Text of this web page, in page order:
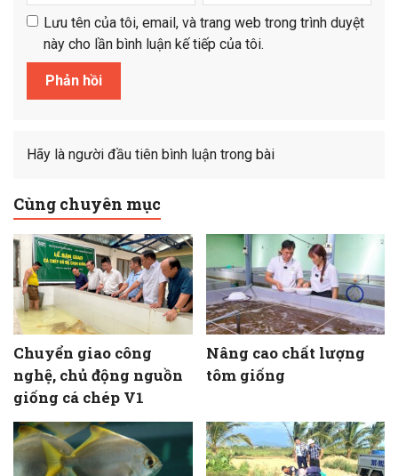
Lưu tên của tôi, email, và trang web trong trình duyệt
này cho lần bình luận kế tiếp của tôi.
Hãy là người đầu tiên bình luận trong bài
Cùng chuyên mục
Chuyển giao công
nghệ, chủ động nguồn
giống cá chép V1
Nâng cao chất lượng
tôm giống